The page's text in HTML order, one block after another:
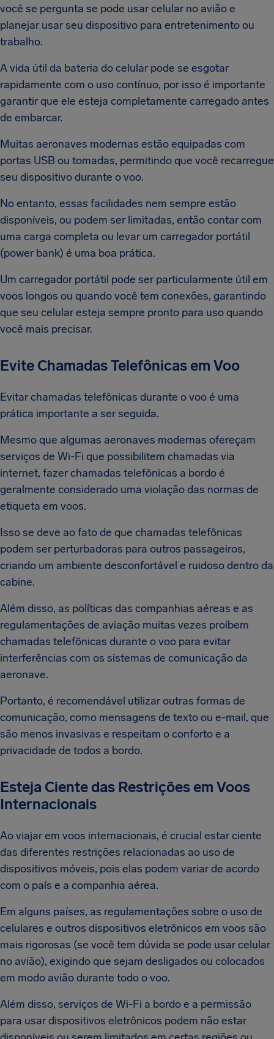
você se pergunta se pode usar celular no avião e
planejar usar seu dispositivo para entretenimento ou
trabalho.
A vida útil da bateria do celular pode se esgotar
rapidamente com o uso contínuo, por isso é importante
garantir que ele esteja completamente carregado antes
de embarcar.
Muitas aeronaves modernas estão equipadas com
portas USB ou tomadas, permitindo que você recarregue
seu dispositivo durante o voo.
No entanto, essas facilidades nem sempre estão
disponíveis, ou podem ser limitadas, então contar com
uma carga completa ou levar um carregador portátil
(power bank) é uma boa prática.
Um carregador portátil pode ser particularmente útil em
voos longos ou quando você tem conexões, garantindo
que seu celular esteja sempre pronto para uso quando
você mais precisar.
Evite Chamadas Telefônicas em Voo
Evitar chamadas telefônicas durante o voo é uma
prática importante a ser seguida.
Mesmo que algumas aeronaves modernas ofereçam
serviços de Wi-Fi que possibilitem chamadas via
internet, fazer chamadas telefônicas a bordo é
geralmente considerado uma violação das normas de
etiqueta em voos.
Isso se deve ao fato de que chamadas telefônicas
podem ser perturbadoras para outros passageiros,
criando um ambiente desconfortável e ruidoso dentro da
cabine.
Além disso, as políticas das companhias aéreas e as
regulamentações de aviação muitas vezes proíbem
chamadas telefônicas durante o voo para evitar
interferências com os sistemas de comunicação da
aeronave.
Portanto, é recomendável utilizar outras formas de
comunicação, como mensagens de texto ou e-mail, que
são menos invasivas e respeitam o conforto e a
privacidade de todos a bordo.
Esteja Ciente das Restrições em Voos
Internacionais
Ao viajar em voos internacionais, é crucial estar ciente
das diferentes restrições relacionadas ao uso de
dispositivos móveis, pois elas podem variar de acordo
com o país e a companhia aérea.
Em alguns países, as regulamentações sobre o uso de
celulares e outros dispositivos eletrônicos em voos são
mais rigorosas (se você tem dúvida se pode usar celular
no avião), exigindo que sejam desligados ou colocados
em modo avião durante todo o voo.
Além disso, serviços de Wi-Fi a bordo e a permissão
para usar dispositivos eletrônicos podem não estar